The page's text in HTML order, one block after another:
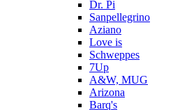
Dr. Pi
Sanpellegrino
Aziano
Love is
Schweppes
7Up
A&W, MUG
Arizona
Barq's